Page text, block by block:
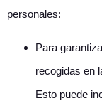
personales:
Para
recogidas en
Esto puede